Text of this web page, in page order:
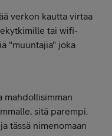
verkon kautta virtaa
tai wifi-
"muuntajia" joka
mahdollisimman
sitä parempi.
tässä nimenomaan